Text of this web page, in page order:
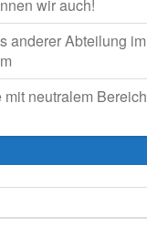
wir auch!
anderer Abteilung im
neutralem Bereich